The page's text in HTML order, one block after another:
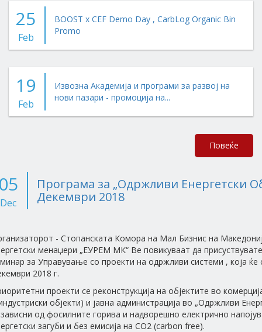
25
Feb
BOOST x CEF Demo Day , CarbLog Organic Bin
Promo
19
Feb
Извозна Академија и програми за развој на
нови пазари - промоција на...
Повеќе
Dec
Програма за „Одржливи Енергетски
Декември 2018
- Стопанската Комора на Мал Бизнис на
менаџери „ЕУРЕМ МК“ Ве повикуваат да
за Управување со проекти на одржливи системи , која ќе
2018 г.
проекти се реконструкција на објектите во
објекти) и јавна администрација во „Одржливи
од фосилните горива и надворешно електрично
загуби и без емисија на CO2 (carbon free).